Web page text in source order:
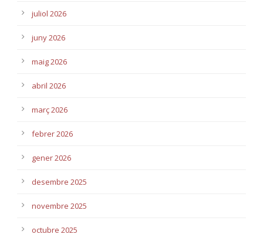
juliol 2026
juny 2026
maig 2026
abril 2026
març 2026
febrer 2026
gener 2026
desembre 2025
novembre 2025
octubre 2025